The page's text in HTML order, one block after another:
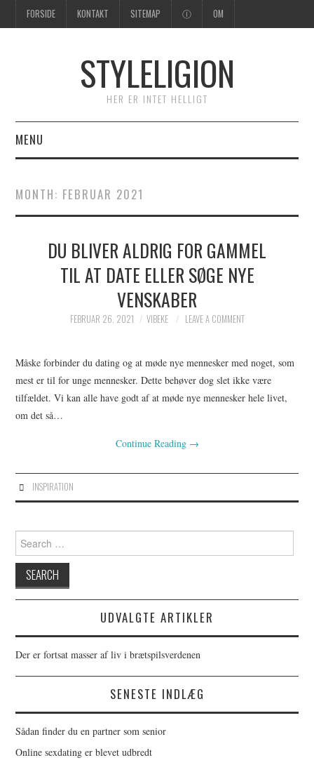
FORSIDE KONTAKT SITEMAP Ⓘ OM
STYLELIGION
HER ER INTET HELLIGT
MENU
MONTH: FEBRUAR 2021
DU BLIVER ALDRIG FOR GAMMEL
TIL AT DATE ELLER SØGE NYE
VENSKABER
FEBRUAR 26, 2021 VIBEKE LEAVE A COMMENT
Måske forbinder du dating og at møde nye mennesker med noget, som
mest er til for unge mennesker. Dette behøver dog slet ikke være
tilfældet. Vi kan alle have godt af at møde nye mennesker hele livet,
om det så…
Continue Reading →
INSPIRATION
for:
UDVALGTE ARTIKLER
Der er fortsat masser af liv i brætspilsverdenen
SENESTE INDLÆG
Sådan finder du en partner som senior
Online sexdating er blevet udbredt